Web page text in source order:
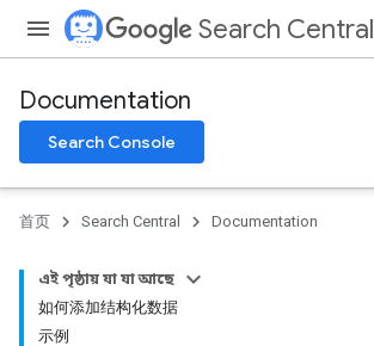
Search Central
Documentation
Search Console
首页 Search Central Documentation
এই পৃষ্ঠায় যা যা আছে
如何添加结构化数据
示例